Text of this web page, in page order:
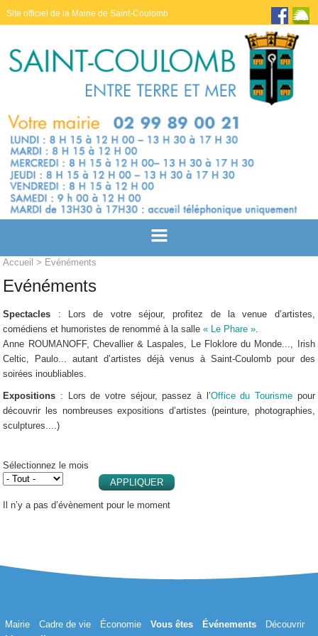
Site officiel de la Mairie de Saint-Coulomb
Accueil > Evénéments
Evénéments
Spectacles : Lors de votre séjour, profitez de la venue d’artistes,
comédiens et humoristes de renommé à la salle« Le Phare »
Anne ROUMANOFF, Chevallier & Laspales, Le Floklore du Monde..., Irish
Celtic, Paulo... autant d’artistes déjà venus à Saint-Coulomb pour des
soirées inoubliables.
Expositions : Lors de votre séjour, passez à l’Office du Tourisme pour
découvrir les nombreuses expositions d’artistes (peinture, photographies,
sculptures....)
Sélectionnez le mois
Il n’y a pas d’évènement pour le moment
Mairie Cadre de vie Économie Vous êtes Événements
Découvrir